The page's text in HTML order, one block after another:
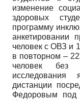
изменение
здоровых
программу
анкетировании
человек с ОВЗ и
в повторном –
человек без
исследования
дистанции
Федоровым под